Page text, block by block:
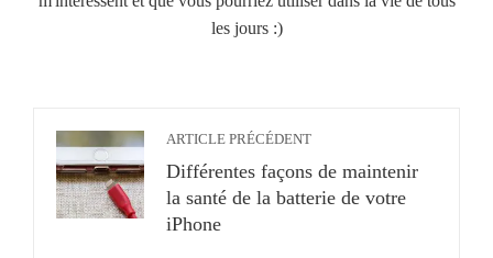
les jours :)
ARTICLE PRÉCÉDENT
Différentes façons de maintenir
la santé de la batterie de votre
iPhone